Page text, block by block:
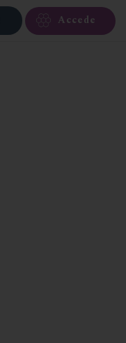
Accede